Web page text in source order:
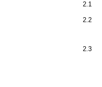
2.1
2.2
2.3